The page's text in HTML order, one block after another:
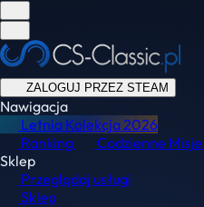
ZALOGUJ PRZEZ STEAM
Nawigacja
Letnia Kolekcja2026
Ranking
Codzienne Misje
Sklep
Przeglądaj usługi
Sklep